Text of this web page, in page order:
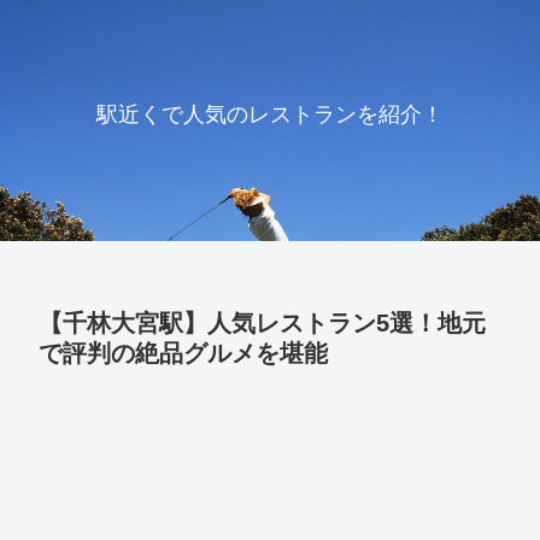
駅近くで人気のレストランを紹介！
【千林大宮駅】人気レストラン5選！地元
で評判の絶品グルメを堪能